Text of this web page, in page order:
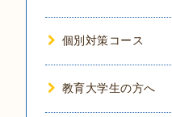
個別対策コース
教育大学生の方へ